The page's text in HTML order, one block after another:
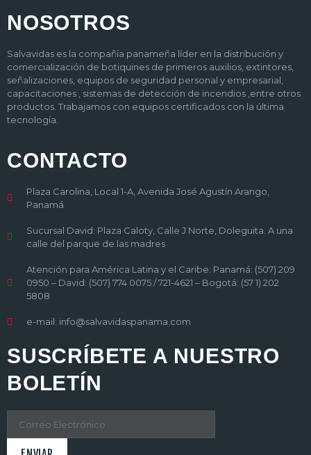
NOSOTROS
Salvavidas es la compañía panameña líder en la distribución y
comercialización de botiquines de primeros auxilios, extintores,
señalizaciones, equipos de seguridad personal y empresarial,
capacitaciones , sistemas de detección de incendios ,entre otros
productos. Trabajamos con equipos certificados con la última
tecnología.
CONTACTO
Plaza Carolina, Local 1-A, Avenida José Agustín Arango,
Panamá
Sucursal David: Plaza Caloty, Calle J Norte, Doleguita. A una
calle del parque de las madres
Atención para América Latina y el Caribe: Panamá: (507) 209
0950 – David: (507) 774 0075 / 721-4621 – Bogotá: (57 1) 202
5808
e-mail: info@salvavidaspanama.com
SUSCRÍBETE A NUESTRO
BOLETÍN